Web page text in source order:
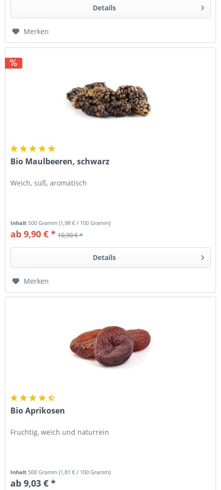
Details
Merken
Bio Maulbeeren, schwarz
Weich, süß, aromatisch
Inhalt 500 Gramm(1,98 € / 100 Gramm)
ab 9,90 € * 10,90 € *
Details
Merken
Bio Aprikosen
Fruchtig, weich und naturrein
Inhalt500 Gramm(1,81 € / 100 Gramm)
ab 9,03 € *